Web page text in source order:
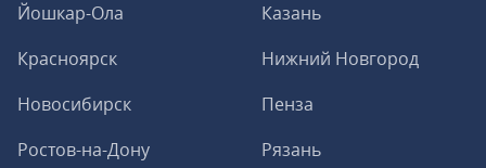
Йошкар-Ола
Казань
Красноярск
Нижний Новгород
Новосибирск
Пенза
Ростов-на-Дону
Рязань